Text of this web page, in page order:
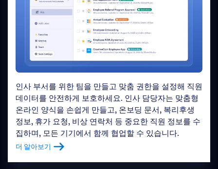
인사 부서를 위한 팀을 만들고 맞춤 권한을 설정해 직원
데이터를 안전하게 보호하세요. 인사 담당자는 맞춤형
온라인 양식을 손쉽게 만들고, 온보딩 문서, 복리후생
정보, 휴가 요청, 비상 연락처 등 중요한 직원 정보를 수
집하며, 모든 기기에서 함께 협업할 수 있습니다.
더 알아보기Learn more about HR Management